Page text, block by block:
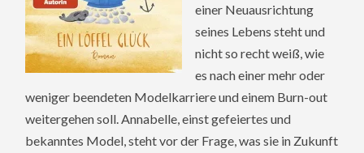
einer Neuausrichtung
seines Lebens steht und
nicht so recht weiß, wie
es nach einer mehr oder
weniger beendeten Modelkarriere und einem Burn-out
weitergehen soll. Annabelle, einst gefeiertes und
bekanntes Model, steht vor der Frage, was sie in Zukunft